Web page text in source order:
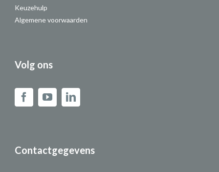
Keuzehulp
Algemene voorwaarden
Volg ons
Contactgegevens